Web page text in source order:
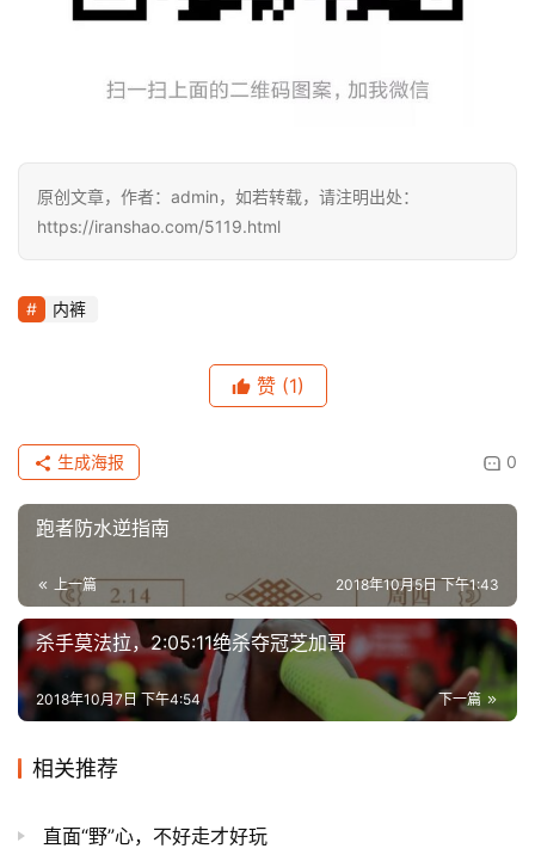
原创文章，作者：admin，如若转载，请注明出处：
https://iranshao.com/5119.html
内裤
赞 (1)
0
生成海报
跑者防水逆指南
上一篇 2018年10月5日 下午1:43
杀手莫法拉，2:05:11绝杀夺冠芝加哥
下一篇
2018年10月7日 下午4:54
相关推荐
直面“野”心，不好走才好玩